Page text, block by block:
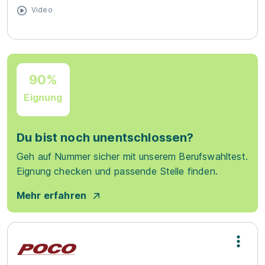
Video
90%
Eignung
Du bist noch unentschlossen?
Geh auf Nummer sicher mit unserem Berufswahltest.
Eignung checken und passende Stelle finden.
Mehr erfahren